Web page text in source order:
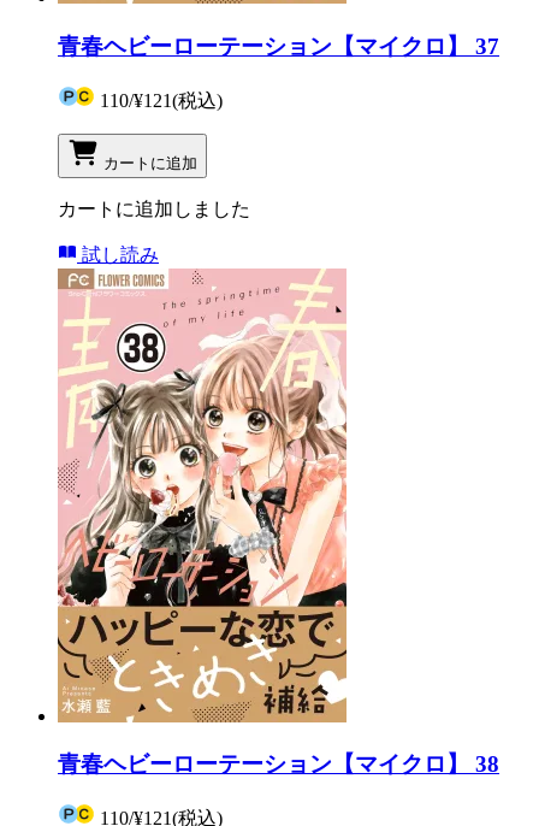
青春ヘビーローテーション【マイクロ】 37
110/¥121(税込)
カートに追加
カートに追加しました
試し読み
青春ヘビーローテーション【マイクロ】 38
110/¥121(税込)